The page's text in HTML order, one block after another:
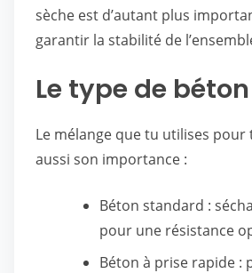
sèche est d’autant plus
garantir la stabilité de
Le type de
Le mélange que tu utilises pour
aussi son importance :
Béton standard :
pour une résistance
Béton à prise rapide :